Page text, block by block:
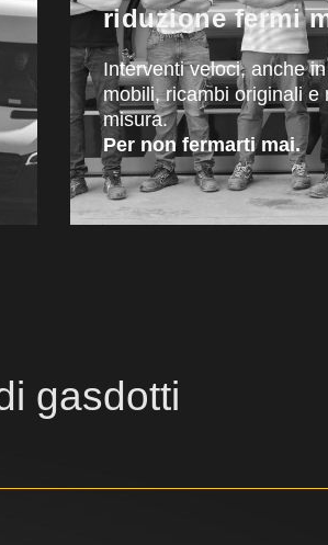
riduzione fermi
Interventi veloci, anche
mobili, ricambi originali e
misura.
Per non fermarti mai.
gasdotti